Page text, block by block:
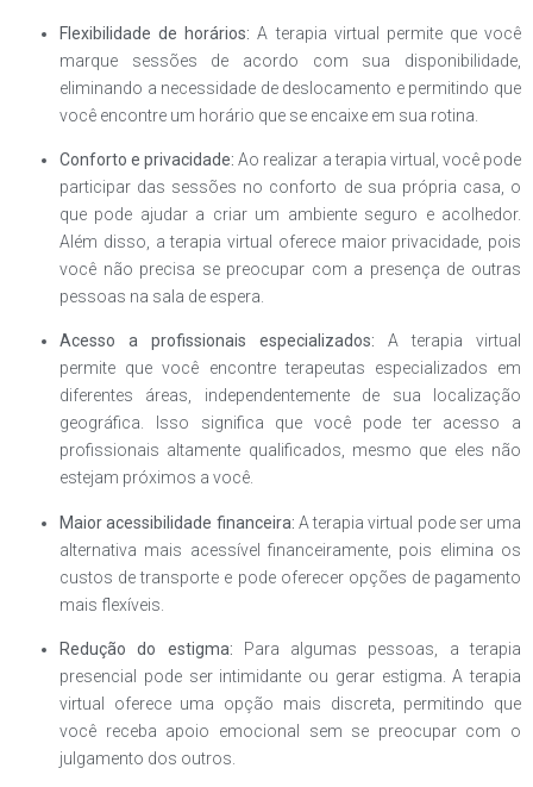
Flexibilidade de horários: A terapia virtual permite que você
marque sessões de acordo com sua disponibilidade,
eliminando a necessidade de deslocamento e permitindo que
você encontre um horário que se encaixe em sua rotina.
Conforto e privacidade: Ao realizar a terapia virtual, você pode
participar das sessões no conforto de sua própria casa, o
que pode ajudar a criar um ambiente seguro e acolhedor.
Além disso, a terapia virtual oferece maior privacidade, pois
você não precisa se preocupar com a presença de outras
pessoas na sala de espera.
Acesso a profissionais especializados: A terapia virtual
permite que você encontre terapeutas especializados em
diferentes áreas, independentemente de sua localização
geográfica. Isso significa que você pode ter acesso a
profissionais altamente qualificados, mesmo que eles não
estejam próximos a você.
Maior acessibilidade financeira: A terapia virtual pode ser uma
alternativa mais acessível financeiramente, pois elimina os
custos de transporte e pode oferecer opções de pagamento
mais flexíveis.
Redução do estigma: Para algumas pessoas, a terapia
presencial pode ser intimidante ou gerar estigma. A terapia
virtual oferece uma opção mais discreta, permitindo que
você receba apoio emocional sem se preocupar com o
julgamento dos outros.